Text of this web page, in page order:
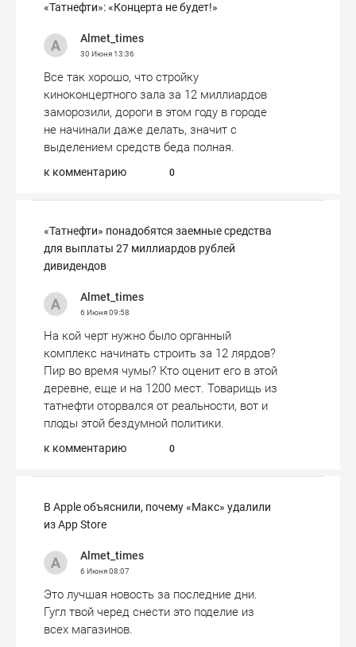
«Татнефти»: «Концерта не будет!»
Almet_times
30 Июня13:36
Все так хорошо, что стройку
киноконцертного зала за 12 миллиардов
заморозили, дороги в этом году в городе
не начинали даже делать, значит с
выделением средств беда полная.
к комментарию 0
«Татнефти» понадобятся заемные средства
для выплаты 27 миллиардов рублей
дивидендов
Almet_times
6 Июня09:58
На кой черт нужно было органный
комплекс начинать строить за 12 лярдов?
Пир во время чумы? Кто оценит его в этой
деревне, еще и на 1200 мест. Товарищь из
татнефти оторвался от реальности, вот и
плоды этой бездумной политики.
к комментарию 0
В Apple объяснили, почему «Макс» удалили
из App Store
Almet_times
6 Июня08:07
Это лучшая новость за последние дни.
Гугл твой черед снести это поделие из
всех магазинов.